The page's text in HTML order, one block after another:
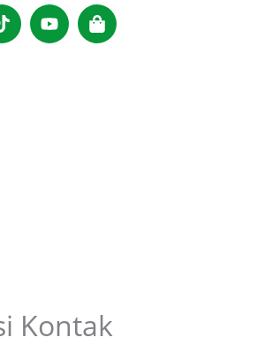
TiktokYoutubeShopping-
bag
Kontak